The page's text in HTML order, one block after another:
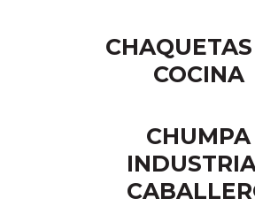
COCINA
CHUMPA